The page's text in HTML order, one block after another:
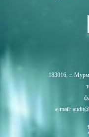
183016, г.
e-mail: